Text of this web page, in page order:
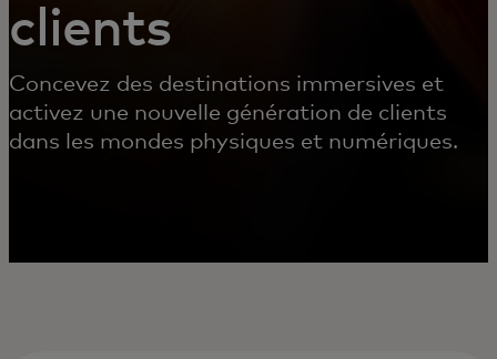
clients
Concevez des destinations immersives et
activez une nouvelle génération de clients
dans les mondes physiques et numériques.